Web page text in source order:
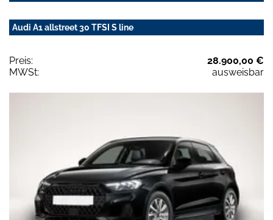
Audi A1 allstreet 30 TFSI S line
Preis:
28.900,00 €
MWSt:
ausweisbar